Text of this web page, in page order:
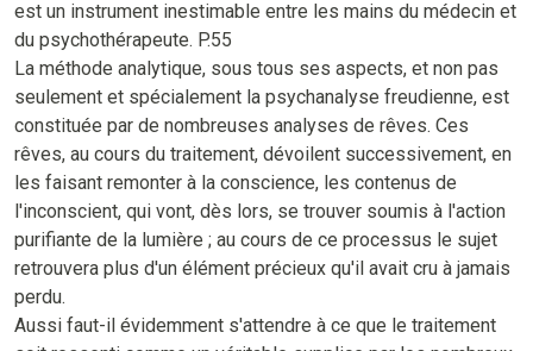
est un instrument inestimable entre les mains du médecin et
du psychothérapeute. P.55
La méthode analytique, sous tous ses aspects, et non pas
seulement et spécialement la psychanalyse freudienne, est
constituée par de nombreuses analyses de rêves. Ces
rêves, au cours du traitement, dévoilent successivement, en
les faisant remonter à la conscience, les contenus de
l'inconscient, qui vont, dès lors, se trouver soumis à l'action
purifiante de la lumière ; au cours de ce processus le sujet
retrouvera plus d'un élément précieux qu'il avait cru à jamais
perdu.
Aussi faut-il évidemment s'attendre à ce que le traitement